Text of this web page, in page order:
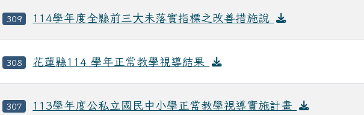
309 114學年度全縣前三⼤未落實指標之改善措施說
308 花蓮縣114 學年正常教學視導結果
307 113學年度公私立國民中小學正常教學視導實施計畫